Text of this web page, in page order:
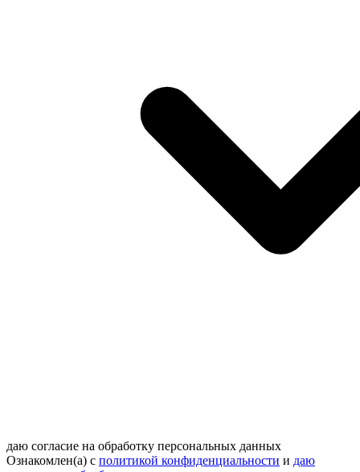
даю согласие на обработку персональных данных
Ознакомлен(а) с политикой конфиденциальности и даю